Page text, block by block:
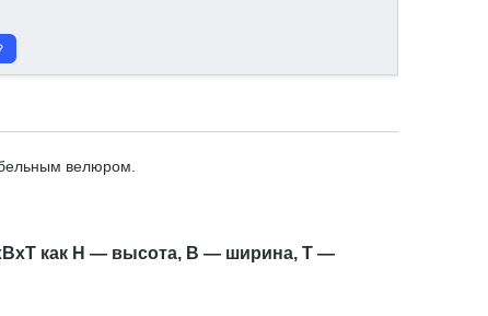
велюром.
как H — высота, B — ширина, T —